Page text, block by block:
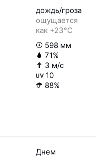
дождь/гроза
ощущается
как +23°C
598 мм
71%
3 м/с
10
88%
Днем